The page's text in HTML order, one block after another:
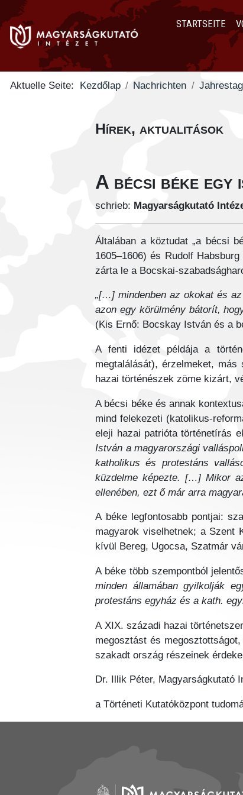
STARTSEITE
Aktuelle Seite: Kezdőlap Nachrichten
Hírek, aktualitások
A bécsi béke
schrieb: Magyarságkutató
Általában a köztudat „a bécsi
1605–1606) és Rudolf
zárta le a Bocskai-
„[…] mindenben az okokat és
azon egy körülmény bátorít,
(Kis Ernő: Bocskay István és a
A fenti idézet példája a
megtalálását), érzelmeket,
hazai történészek zöme kizárt,
A bécsi béke és annak
mind felekezeti (katolikus-
eleji hazai patrióta történetírás
István a magyarországi
katholikus és protestáns
küzdelme képezte. […] Mikor
ellenében, ezt ő már arra
A béke legfontosabb pontjai:
magyarok viselhetnek; a Szent
kívül Bereg, Ugocsa, Szatmár
A béke több szempontból
minden államában gyilkolják
protestáns egyház és a kath.
A XIX. századi hazai
megosztást és
szakadt ország részeinek
Dr. Illik Péter, Magyarságkutató
a Történeti Kutatóközpont